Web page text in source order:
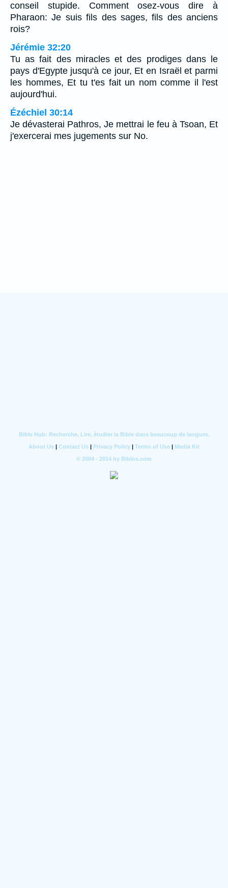
conseil stupide. Comment osez-vous dire à
Pharaon: Je suis fils des sages, fils des anciens
rois?
Jérémie 32:20
Tu as fait des miracles et des prodiges dans le
pays d'Egypte jusqu'à ce jour, Et en Israël et parmi
les hommes, Et tu t'es fait un nom comme il l'est
aujourd'hui.
Ézéchiel 30:14
Je dévasterai Pathros, Je mettrai le feu à Tsoan, Et
j'exercerai mes jugements sur No.